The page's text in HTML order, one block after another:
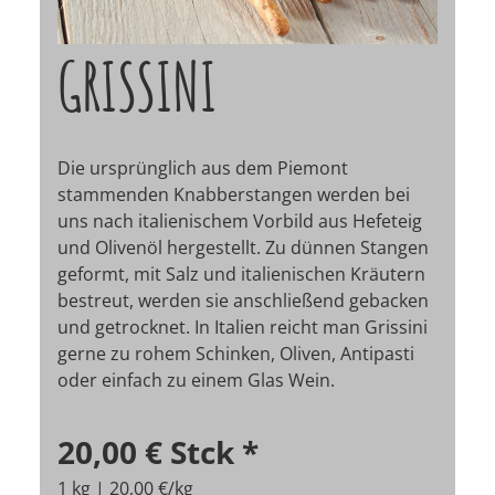
GRISSINI
Die ursprünglich aus dem Piemont
stammenden Knabberstangen werden bei
uns nach italienischem Vorbild aus Hefeteig
und Olivenöl hergestellt. Zu dünnen Stangen
geformt, mit Salz und italienischen Kräutern
bestreut, werden sie anschließend gebacken
und getrocknet. In Italien reicht man Grissini
gerne zu rohem Schinken, Oliven, Antipasti
oder einfach zu einem Glas Wein.
20,00 € Stck *
1 kg | 20,00 €/kg